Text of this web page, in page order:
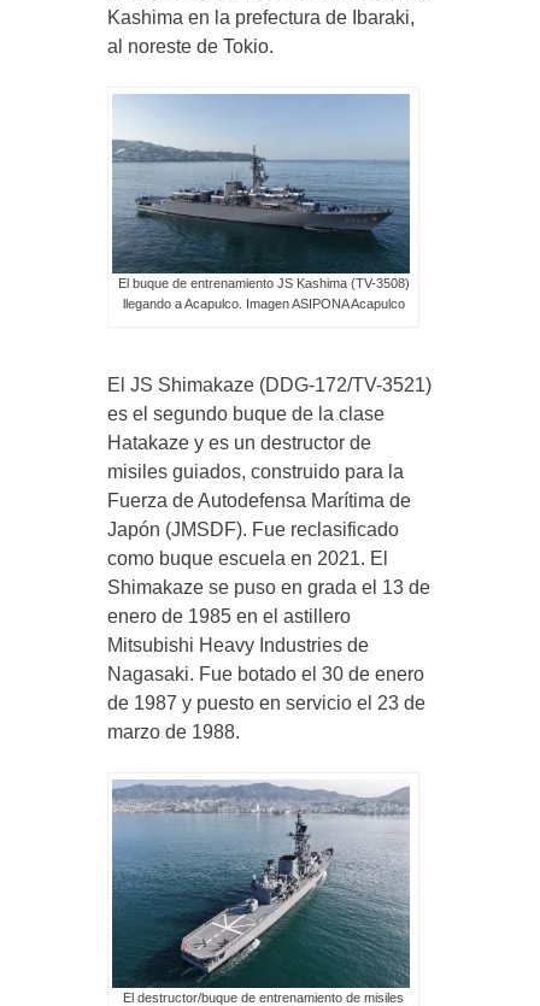
Kashima en la prefectura de Ibaraki,
al noreste de Tokio.
El buque de entrenamiento JS Kashima (TV-3508)
llegando a Acapulco. Imagen ASIPONA Acapulco
El JS Shimakaze (DDG-172/TV-3521)
es el segundo buque de la clase
Hatakaze y es un destructor de
misiles guiados, construido para la
Fuerza de Autodefensa Marítima de
Japón (JMSDF). Fue reclasificado
como buque escuela en 2021. El
Shimakaze se puso en grada el 13 de
enero de 1985 en el astillero
Mitsubishi Heavy Industries de
Nagasaki. Fue botado el 30 de enero
de 1987 y puesto en servicio el 23 de
marzo de 1988.
El destructor/buque de entrenamiento de misiles